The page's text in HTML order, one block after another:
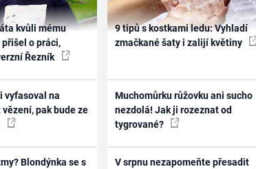
kvůli mému
o práci,
Řezník
vyfasoval na
pak bude ze
Blondýnka se s
9 tipů s kostkami ledu: Vyhladí
zmačkané šaty i zalijí květiny
Muchomůrku růžovku ani sucho
nezdolá! Jak ji rozeznat od
tygrované?
V srpnu nezapomeňte přesadit